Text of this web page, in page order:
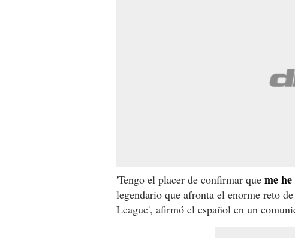
'Tengo el placer de confirmar que me
legendario que afronta el enorme reto
League', afirmó el español en un